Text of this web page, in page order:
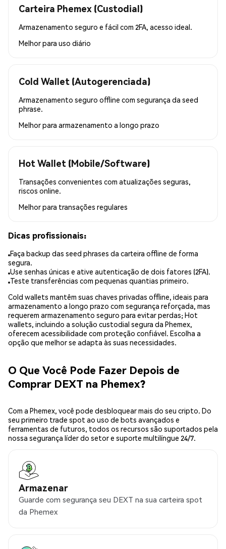
Carteira Phemex (Custodial)
Armazenamento seguro e fácil com 2FA, acesso ideal.
Melhor para uso diário
Cold Wallet (Autogerenciada)
Armazenamento seguro offline com segurança da seed
phrase.
Melhor para armazenamento a longo prazo
Hot Wallet (Mobile/Software)
Transações convenientes com atualizações seguras,
riscos online.
Melhor para transações regulares
Dicas profissionais:
Faça backup das seed phrases da carteira offline de forma
segura.
Use senhas únicas e ative autenticação de dois fatores (2FA).
Teste transferências com pequenas quantias primeiro.
Cold wallets mantêm suas chaves privadas offline, ideais para
armazenamento a longo prazo com segurança reforçada, mas
requerem armazenamento seguro para evitar perdas; Hot
wallets, incluindo a solução custodial segura da Phemex,
oferecem acessibilidade com proteção confiável. Escolha a
opção que melhor se adapta às suas necessidades.
O Que Você Pode Fazer Depois de
Comprar DEXT na Phemex?
Com a Phemex, você pode desbloquear mais do seu cripto. Do
seu primeiro trade spot ao uso de bots avançados e
ferramentas de futuros, todos os recursos são suportados pela
nossa segurança líder do setor e suporte multilíngue 24/7.
Armazenar
Guarde com segurança seu DEXT na sua carteira spot
da Phemex